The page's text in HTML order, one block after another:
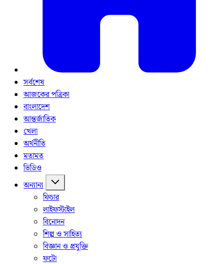
সর্বশেষ
আজকের পত্রিকা
বাংলাদেশ
আন্তর্জাতিক
খেলা
অর্থনীতি
মতামত
ভিডিও
অন্যান্য
ফিচার
লাইফস্টাইল
বিনোদন
শিল্প ও সাহিত্য
বিজ্ঞান ও প্রযুক্তি
ফটো